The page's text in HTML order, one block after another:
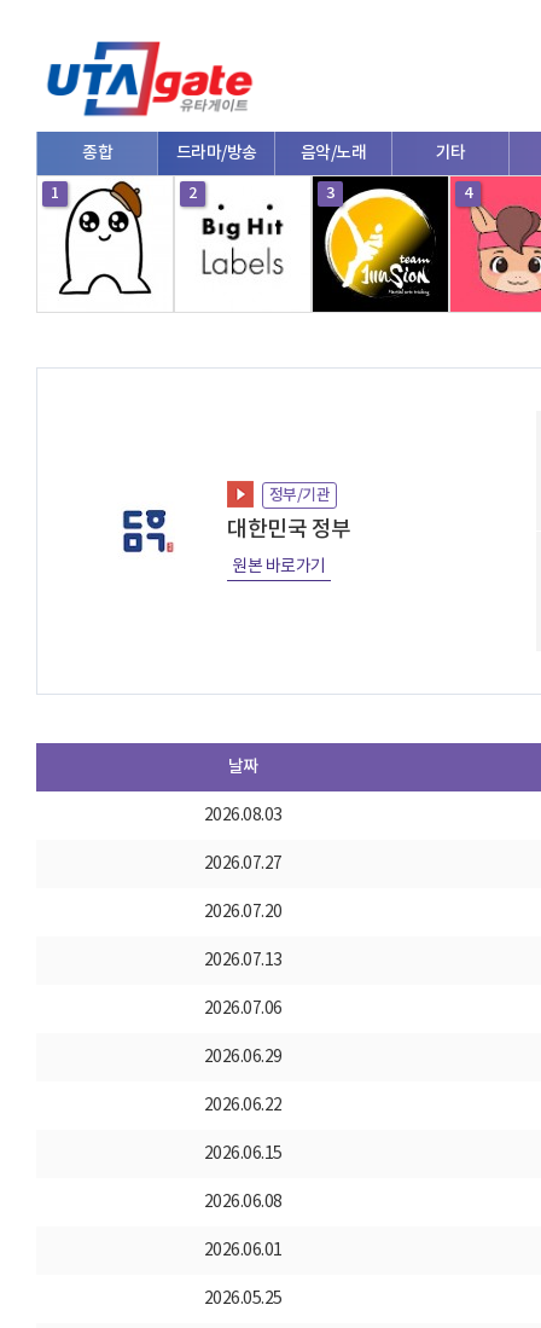
종합 드라마/방송 음악/노래 기타
1 2 3 4
정부/기관
대한민국 정부
원본 바로가기
날짜
2026.08.03
2026.07.27
2026.07.20
2026.07.13
2026.07.06
2026.06.29
2026.06.22
2026.06.15
2026.06.08
2026.06.01
2026.05.25